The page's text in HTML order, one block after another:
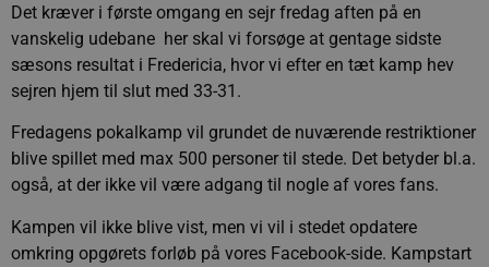
Det kræver i første omgang en sejr fredag aften på en
vanskelig udebane  her skal vi forsøge at gentage sidste
sæsons resultat i Fredericia, hvor vi efter en tæt kamp hev
sejren hjem til slut med 33-31.
Fredagens pokalkamp vil grundet de nuværende restriktioner
blive spillet med max 500 personer til stede. Det betyder bl.a.
også, at der ikke vil være adgang til nogle af vores fans.
Kampen vil ikke blive vist, men vi vil i stedet opdatere
omkring opgørets forløb på vores Facebook-side. Kampstart